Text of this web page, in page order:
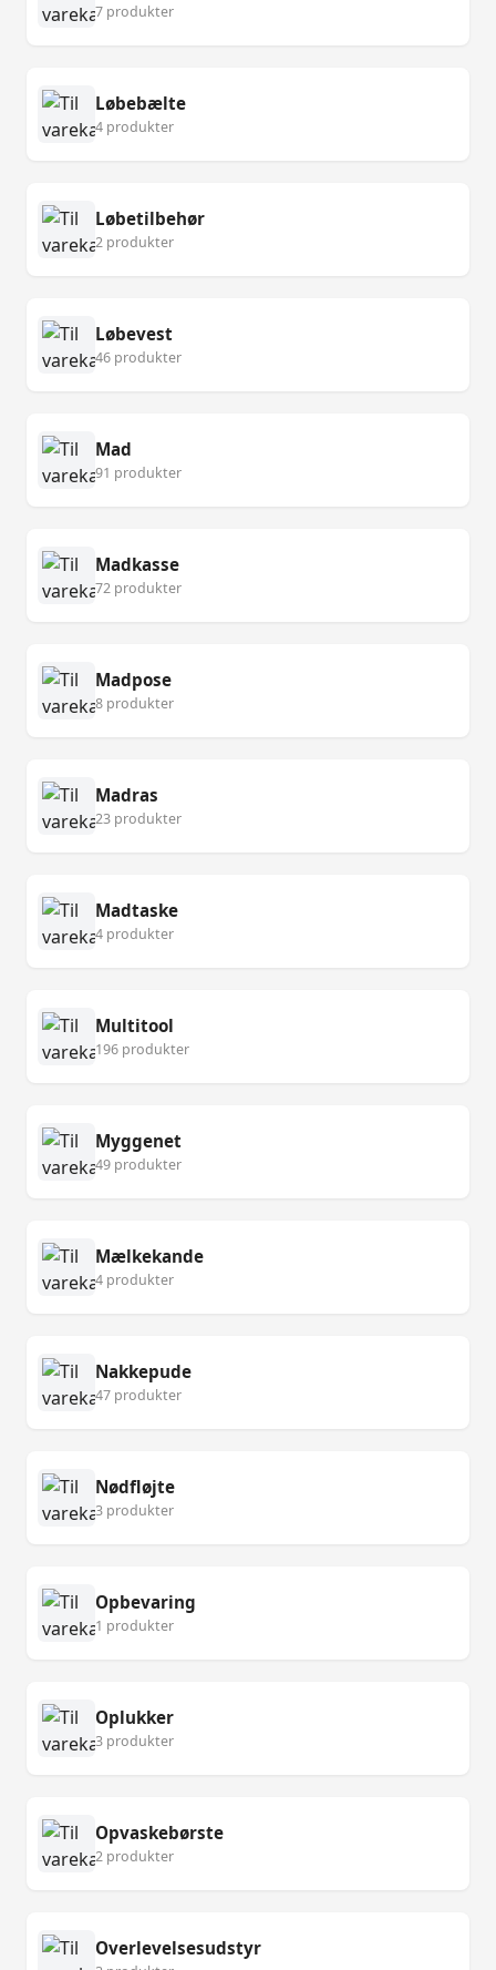
7 produkter
Løbebælte
4 produkter
Løbetilbehør
2 produkter
Løbevest
46 produkter
Mad
91 produkter
Madkasse
72 produkter
Madpose
8 produkter
Madras
23 produkter
Madtaske
4 produkter
Multitool
196 produkter
Myggenet
49 produkter
Mælkekande
4 produkter
Nakkepude
47 produkter
Nødfløjte
3 produkter
Opbevaring
1 produkter
Oplukker
3 produkter
Opvaskebørste
2 produkter
Overlevelsesudstyr